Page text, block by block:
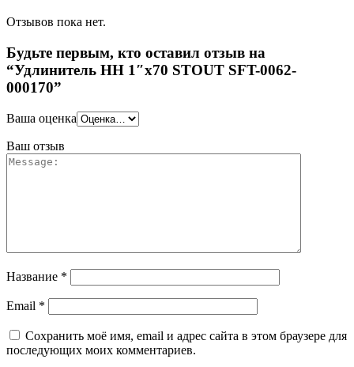
Отзывов пока нет.
Будьте первым, кто оставил отзыв на
“Удлинитель НН 1″x70 STOUT SFT-0062-
000170”
Ваша оценка
Ваш отзыв
Название *
Email *
Сохранить моё имя, email и адрес сайта в этом браузере для
последующих моих комментариев.